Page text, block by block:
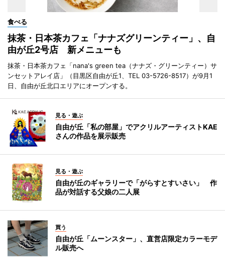
食べる
抹茶・日本茶カフェ「ナナズグリーンティー」、自
由が丘2号店 新メニューも
抹茶・日本茶カフェ「nana's green tea（ナナズ・グリーンティー）サ
ンセットアレイ店」（目黒区自由が丘1、TEL 03-5726-8517）が9月1
日、自由が丘北口エリアにオープンする。
見る・遊ぶ
自由が丘「私の部屋」でアクリルアーティストKAE
さんの作品を展示販売
見る・遊ぶ
自由が丘のギャラリーで「がらすとすいさい」 作
品が対話する父娘の二人展
買う
自由が丘「ムーンスター」、直営店限定カラーモデ
ル販売へ